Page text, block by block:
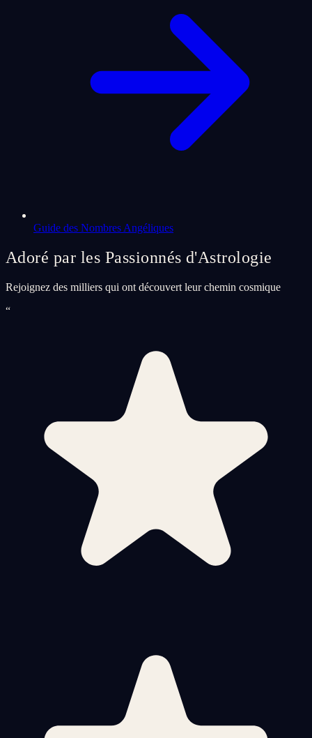
Guide des Nombres Angéliques
Adoré par les Passionnés d'Astrologie
Rejoignez des milliers qui ont découvert leur chemin cosmique
“